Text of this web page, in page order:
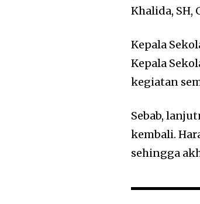
Khalida, SH,
Kepala
Kepala
kegiatan
Sebab,
kembali.
sehingga